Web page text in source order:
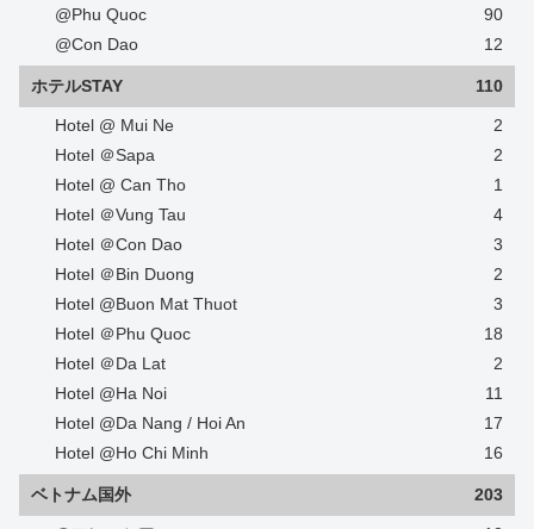
@Phu Quoc
90
@Con Dao
12
ホテルSTAY 110
Hotel @ Mui Ne
2
Hotel ＠Sapa
2
Hotel @ Can Tho
1
Hotel ＠Vung Tau
4
Hotel ＠Con Dao
3
Hotel ＠Bin Duong
2
Hotel @Buon Mat Thuot
3
Hotel ＠Phu Quoc
18
Hotel ＠Da Lat
2
Hotel @Ha Noi
11
Hotel @Da Nang / Hoi An
17
Hotel @Ho Chi Minh
16
ベトナム国外 203